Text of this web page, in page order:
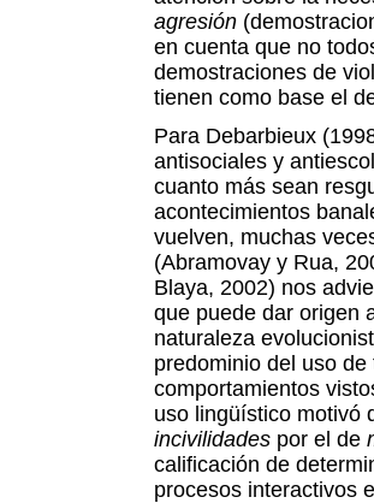
agresión
en cuenta que no
demostraciones de
tienen como base el
Para Debarbieux
antisociales y
cuanto más sean
acontecimientos
vuelven, muchas
(Abramovay y Rua,
Blaya, 2002) nos
que puede dar origen
naturaleza
predominio del uso
comportamientos
uso lingüístico motivó
incivilidades por el de
calificación de
procesos interactivos